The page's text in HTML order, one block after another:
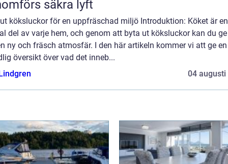
säkra lyft
köksluckor för en uppfräschad miljö Introduktion: Köket är en
del av varje hem, och genom att byta ut köksluckor kan du
ny och fräsch atmosfär. I den här artikeln kommer vi att ge en
översikt över vad det inneb...
04 augusti